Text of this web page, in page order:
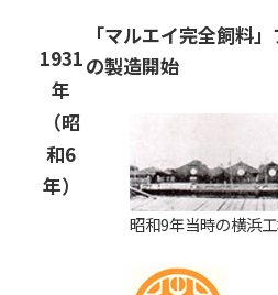
1931
年
（昭
和6
年）
「マルエイ完全飼料
の製造開始
昭和9年当時の横浜